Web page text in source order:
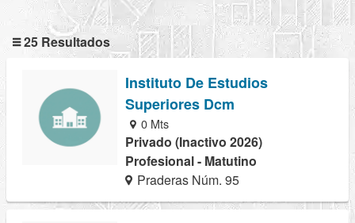
25 Resultados
Instituto De Estudios
Superiores Dcm
0 Mts
Privado (Inactivo 2026)
Profesional - Matutino
Praderas Núm. 95